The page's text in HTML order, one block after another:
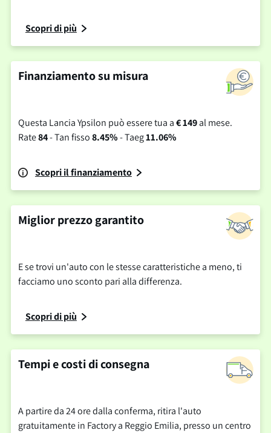
Scopri di più
Finanziamento su misura
Questa Lancia Ypsilon può essere tua a€ 149al mese.
Rate84- Tan fisso8.45%- Taeg11.06%
Scopri il finanziamento
Miglior prezzo garantito
E se trovi un'auto con le stesse caratteristiche a meno, ti
facciamo uno sconto pari alla differenza.
Scopri di più
Tempi e costi di consegna
A partire da 24 ore dalla conferma, ritira l'auto
gratuitamente in Factory a Reggio Emilia, presso un centro